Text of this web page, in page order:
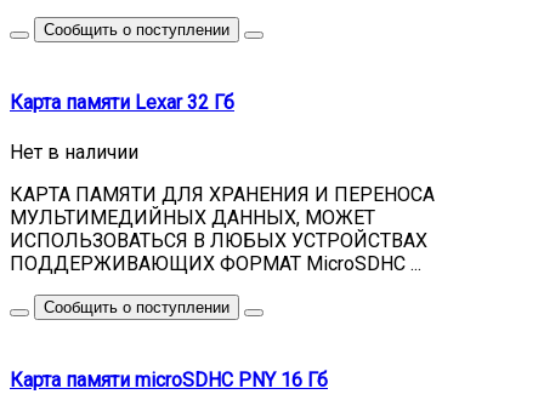
Сообщить о поступлении
Карта памяти Lexar 32 Гб
Нет в наличии
КАРТА ПАМЯТИ ДЛЯ ХРАНЕНИЯ И ПЕРЕНОСА
МУЛЬТИМЕДИЙНЫХ ДАННЫХ, МОЖЕТ
ИСПОЛЬЗОВАТЬСЯ В ЛЮБЫХ УСТРОЙСТВАХ
ПОДДЕРЖИВАЮЩИХ ФОРМАТ MicroSDHC ...
Сообщить о поступлении
Карта памяти microSDHC PNY 16 Гб